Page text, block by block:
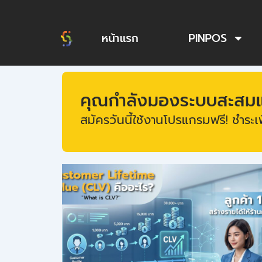
หน้าแรก PINPOS
คุณกำลังมองระบบสะส
สมัครวันนี้ใช้งานโปรแกรมฟรี! ชำระ